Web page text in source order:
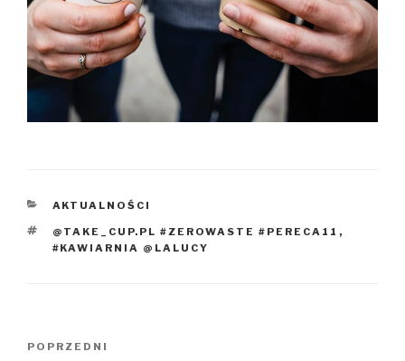
KATEGORIE
AKTUALNOŚCI
TAGI
@TAKE_CUP.PL #ZEROWASTE #PERECA11 ,
#KAWIARNIA @LALUCY
Poprzedni
POPRZEDNI